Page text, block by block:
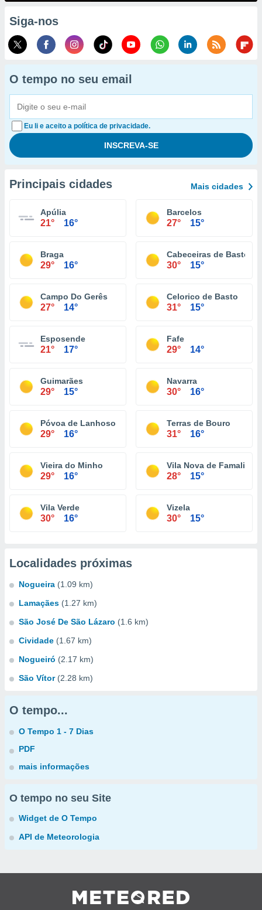
Siga-nos
O tempo no seu email
Eu li e aceito a política de privacidade.
Principais cidades Mais cidades
Apúlia
21° 16°
Barcelos
27° 15°
Braga
29° 16°
Cabeceiras de Basto
30° 15°
Campo Do Gerês
27° 14°
Celorico de Basto
31° 15°
Esposende
21° 17°
Fafe
29° 14°
Guimarães
29° 15°
Navarra
30° 16°
Póvoa de Lanhoso
29° 16°
Terras de Bouro
31° 16°
Vieira do Minho
29° 16°
Vila Nova de Famalicão
28° 15°
Vila Verde
30° 16°
Vizela
30° 15°
Localidades próximas
Nogueira (1.09 km)
Lamaçães (1.27 km)
São José De São Lázaro (1.6 km)
Cividade (1.67 km)
Nogueiró (2.17 km)
São Vítor (2.28 km)
O tempo...
O Tempo 1 - 7 Dias
PDF
mais informações
O tempo no seu Site
Widget de O Tempo
API de Meteorologia